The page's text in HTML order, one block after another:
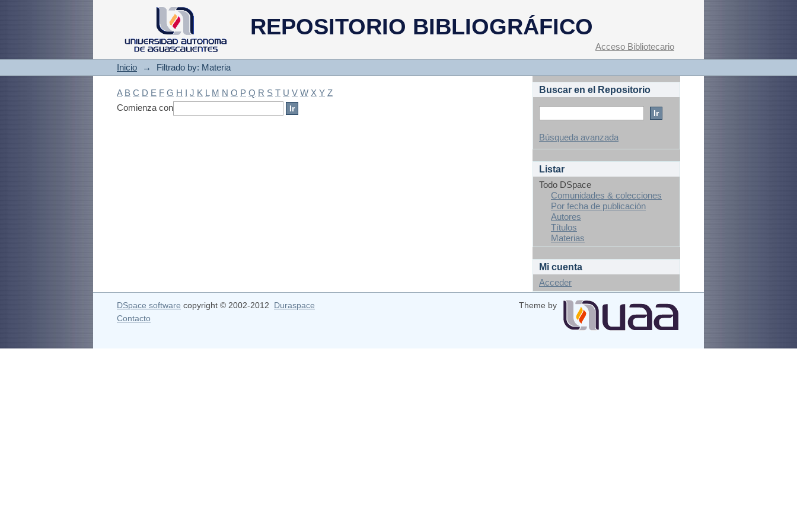
REPOSITORIO BIBLIOGRÁFICO
Filtrado by: Materia
Acceso Bibliotecario
Inicio → Filtrado by: Materia
A B C D E F G H I J K L M N O P Q R S T U V W X Y Z
Comienza con
Buscar en el Repositorio
Búsqueda avanzada
Listar
Todo DSpace
Comunidades & colecciones
Por fecha de publicación
Autores
Títulos
Materias
Mi cuenta
Acceder
DSpace software copyright © 2002-2012 Duraspace
Theme by
Contacto